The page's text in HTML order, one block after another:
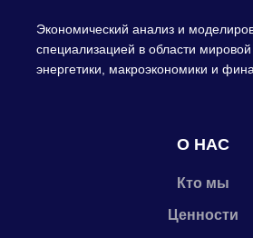
Экономический анализ и
специализацией в области
энергетики, макроэкономики и
О НАС
Кто мы
Ценности